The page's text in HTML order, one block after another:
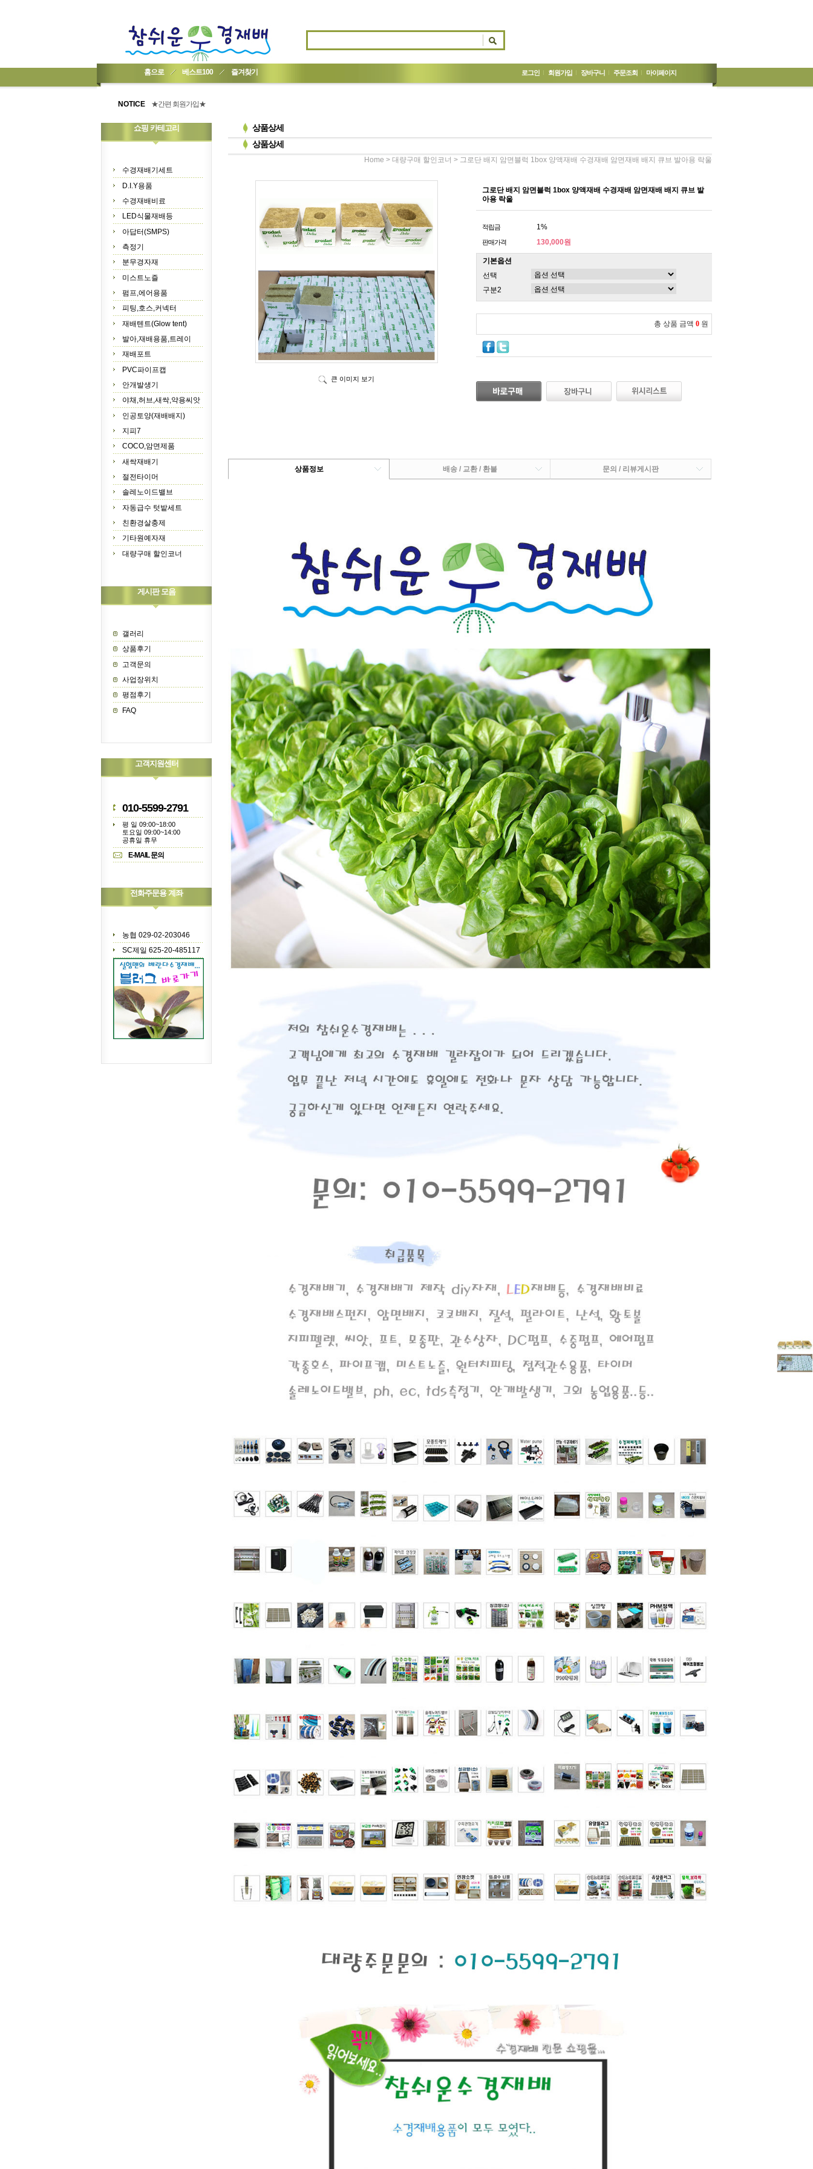
홈으로 베스트100 즐겨찾기 로그인 회원가입 장바구니 주문조회 마이페이지
NOTICE
★기업회원가입 방법..
★간편 회원가입★
쇼핑 카테고리
수경재배기세트
D.I.Y용품
수경재배비료
LED식물재배등
아답터(SMPS)
측정기
분무경자재
미스트노즐
펌프,에어용품
피팅,호스,커넥터
재배텐트(Glow tent)
발아,재배용품,트레이
재배포트
PVC파이프캡
안개발생기
야채,허브,새싹,약용씨앗
인공토양(재배배지)
지피7
COCO,암면제품
새싹재배기
절전타이머
솔레노이드밸브
자동급수 텃밭세트
친환경살충제
기타원예자재
대량구매 할인코너
게시판 모음
갤러리
상품후기
고객문의
사업장위치
평점후기
FAQ
고객지원센터
010-5599-2791
평 일 09:00~18:00
토요일 09:00~14:00
공휴일 휴무
E-MAIL 문의
전화주문용 계좌
농협 029-02-203046
SC제일 625-20-485117
상품상세
상품상세
Home > 대량구매 할인코너 > 그로단 배지 암면블럭 1box 양액재배 수경재배 암면재배 배지 큐브 발아용 락울
큰 이미지 보기
그로단 배지 암면블럭 1box 양액재배 수경재배 암면재배 배지 큐브 발
아용 락울
적립금 1%
판매가격 130,000원
기본옵션
선택
구분2
총 상품 금액 0 원
상품정보 배송 / 교환 / 환불 문의 / 리뷰게시판